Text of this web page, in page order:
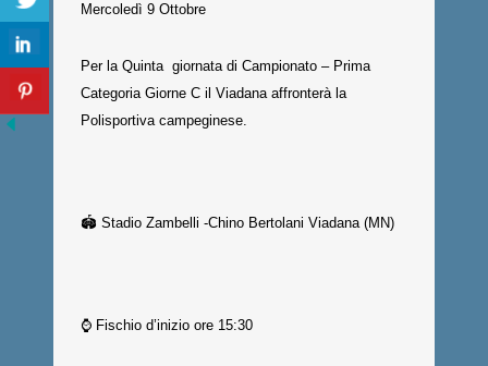
Mercoledì 9 Ottobre
Per la Quinta giornata di Campionato – Prima
Categoria Giorne C il Viadana affronterà la
Polisportiva campeginese.
🏟️ Stadio Zambelli -Chino Bertolani Viadana (MN)
⌚️ Fischio d’inizio ore 15:30